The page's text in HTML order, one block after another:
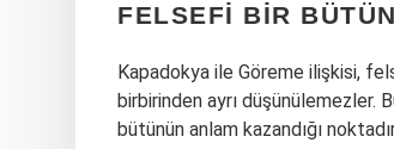
FELSEFI BIR
Kapadokya ile Göreme ilişkisi,
birbirinden ayrı düşünülemezler.
bütünün anlam kazandığı